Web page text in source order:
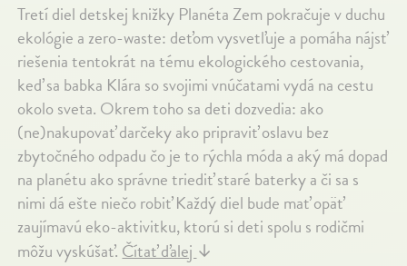
Tretí diel detskej knižky Planéta Zem pokračuje v duchu
ekológie a zero-waste: deťom vysvetľuje a pomáha nájsť
riešenia tentokrát na tému ekologického cestovania,
keď sa babka Klára so svojimi vnúčatami vydá na cestu
okolo sveta. Okrem toho sa deti dozvedia: ako
(ne)nakupovať darčeky ako pripraviť oslavu bez
zbytočného odpadu čo je to rýchla móda a aký má dopad
na planétu ako správne triediť staré baterky a či sa s
nimi dá ešte niečo robiť Každý diel bude mať opäť
zaujímavú eko-aktivitku, ktorú si deti spolu s rodičmi
môžu vyskúšať.Čítať ďalej↓